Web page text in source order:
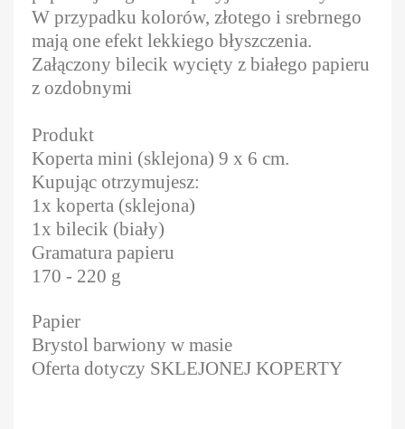
W przypadku kolorów, złotego i srebrnego
mają one efekt lekkiego błyszczenia.
Załączony bilecik wycięty z białego papieru
z ozdobnymi
Produkt
Koperta mini (sklejona) 9 x 6 cm.
Kupując otrzymujesz:
1x koperta (sklejona)
1x bilecik (biały)
Gramatura papieru
170 - 220 g
Papier
Brystol barwiony w masie
Oferta dotyczy SKLEJONEJ KOPERTY